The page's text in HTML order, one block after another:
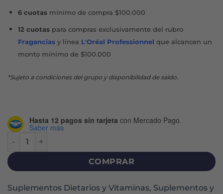
6 cuotasmínimo de compra $100.000
12 cuotaspara compras exclusivamente del rubro
Fraganciasy línea L'Oréal Professionnel que alcancen un
monto mínimo de $100.000
*Sujeto a condiciones del grupo y disponibilidad de saldo.
Hasta 12 pagos sin tarjeta con Mercado Pago.
Saber más
OMEGA 3 DÚO CÁPSULAS X 60 cantidad
COMPRAR
Suplementos Dietarios y Vitaminas, Suplementos y